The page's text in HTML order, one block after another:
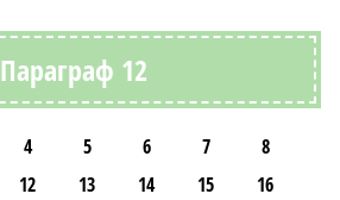
Параграф 12
4 5 6 7
8
12 13 14 15
16